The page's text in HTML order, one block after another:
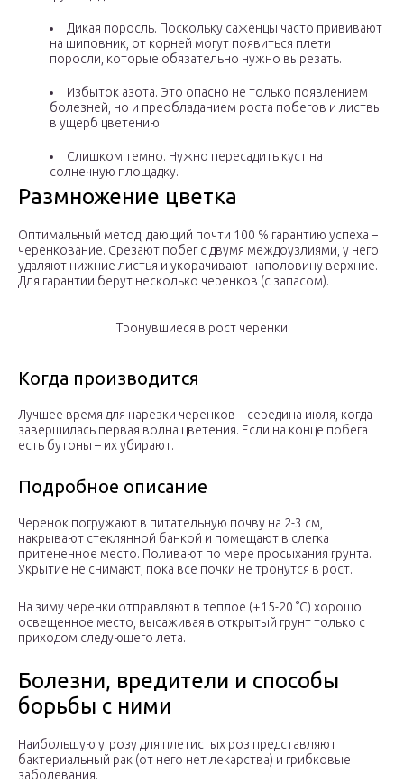
Дикая поросль. Поскольку саженцы часто прививают
на шиповник, от корней могут появиться плети
поросли, которые обязательно нужно вырезать.
Избыток азота. Это опасно не только появлением
болезней, но и преобладанием роста побегов и листвы
в ущерб цветению.
Слишком темно. Нужно пересадить куст на
солнечную площадку.
Размножение цветка
Оптимальный метод, дающий почти 100 % гарантию успеха –
черенкование. Срезают побег с двумя междоузлиями, у него
удаляют нижние листья и укорачивают наполовину верхние.
Для гарантии берут несколько черенков (с запасом).
Тронувшиеся в рост черенки
Когда производится
Лучшее время для нарезки черенков – середина июля, когда
завершилась первая волна цветения. Если на конце побега
есть бутоны – их убирают.
Подробное описание
Черенок погружают в питательную почву на 2-3 см,
накрывают стеклянной банкой и помещают в слегка
притененное место. Поливают по мере просыхания грунта.
Укрытие не снимают, пока все почки не тронутся в рост.
На зиму черенки отправляют в теплое (+15-20 °С) хорошо
освещенное место, высаживая в открытый грунт только с
приходом следующего лета.
Болезни, вредители и способы
борьбы с ними
Наибольшую угрозу для плетистых роз представляют
бактериальный рак (от него нет лекарства) и грибковые
заболевания.